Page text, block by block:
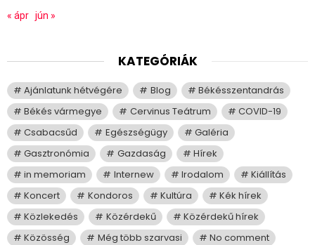
« ápr jún »
KATEGÓRIÁK
Ajánlatunk hétvégére Blog
Békésszentandrás
Békés vármegye
Cervinus Teátrum
COVID-19
Csabacsűd
Egészségügy
Galéria
Gasztronómia
Gazdaság
Hírek
in memoriam
Internew Irodalom
Kiállítás
Koncert
Kondoros Kultúra
Kék hírek
Közlekedés
Közérdekű
Közérdekű hírek
Közösség
Még több szarvasi
No comment